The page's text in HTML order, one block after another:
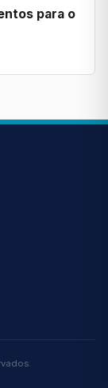
para o